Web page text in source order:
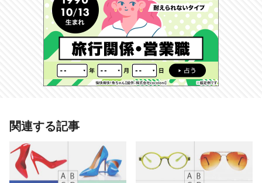
あわせて読みたい記事
【心理テスト】好きなピンク色でわ
かる、あなたの恋愛のかたち
関連する記事